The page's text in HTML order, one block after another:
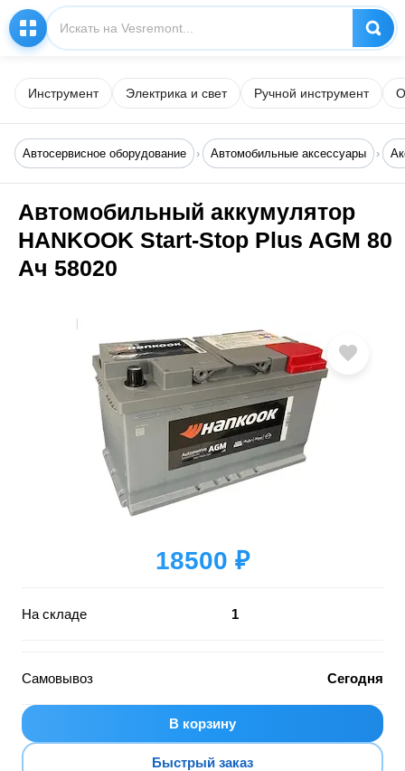
Инструмент Электрика и свет Ручной инструмент
Автосервисное оборудование Автомобильные аксессуары
Автомобильный аккумулятор
HANKOOK Start-Stop Plus AGM 80
Ач 58020
18500 ₽
На складе 1
Самовывоз Сегодня
В корзину
Быстрый заказ